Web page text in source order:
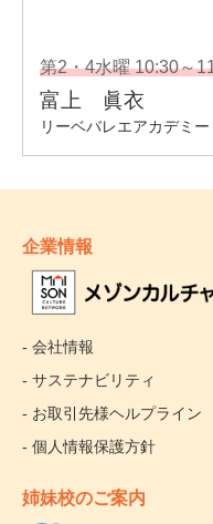
企業情報
- 会社情報
- サステナビリティ
- お取引先様ヘルプライン
- 個人情報保護方針
姉妹校のご案内